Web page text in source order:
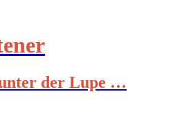
der Lupe …